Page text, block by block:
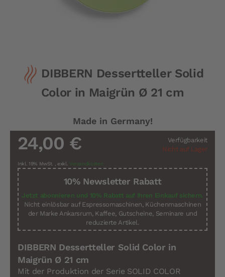
Anfang
Bildergalerie
DIBBERN Dessertteller Solid
Color in Maigrün Ø 21 cm
Made in Germany!
Verfügbarkeit
Nicht auf Lager
24,00 €
Inkl. 19% MwSt. , exkl. Versandkosten
10% Newsletter Rabatt
Jetzt abonnieren und 10% Rabatt auf Ihren Einkauf sichern.
Nicht einlösbar auf Espressomaschinen, Küchenmaschinen
der Marke Ankarsrum, Kaffee, Gutscheine, Seminare und
reduzierte Artikel.
DIBBERN Dessertteller Solid Color in
Maigrün Ø 21 cm
Mit der Produktion der Serie SOLID COLOR